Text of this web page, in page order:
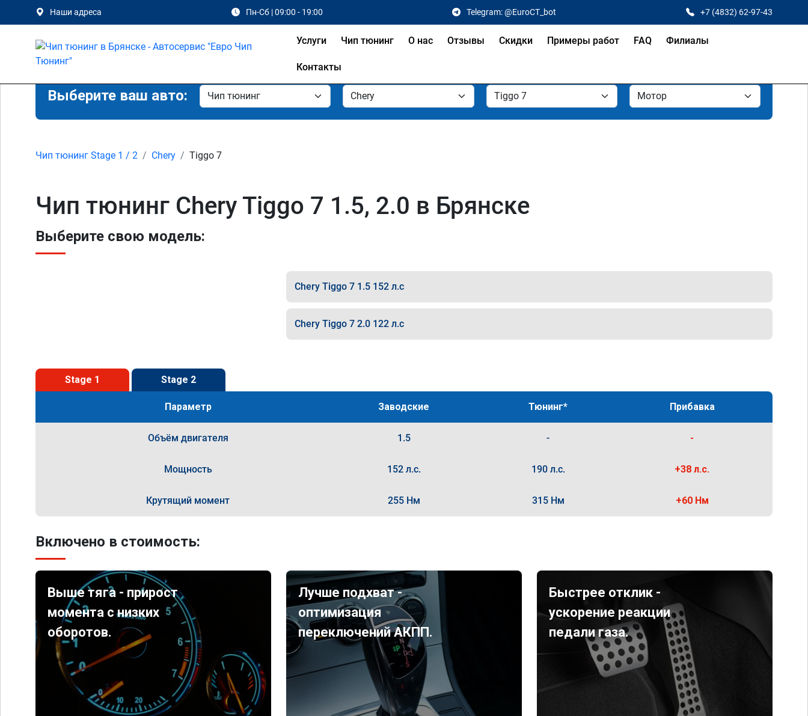
Наши адреса Пн-Сб | 09:00 - 19:00 Telegram: @EuroCT_bot +7 (4832) 62-97-43
Услуги Чип тюнинг О нас Отзывы Скидки Примеры работ FAQ Филиалы
Контакты
Выберите ваш авто:
Чип тюнинг Stage 1 / 2 Chery Tiggo 7
Чип тюнинг Chery Tiggo 7 1.5, 2.0 в Брянске
Выберите свою модель:
Chery Tiggo 7 1.5 152 л.с
Chery Tiggo 7 2.0 122 л.с
Stage 1 Stage 2
Параметр Заводские Тюнинг* Прибавка
Объём двигателя 1.5 - -
Мощность 152 л.с. 190 л.с. +38 л.с.
Крутящий момент 255 Нм 315 Нм +60 Нм
Включено в стоимость:
Выше тяга - прирост
момента с низких
оборотов.
Лучше подхват -
оптимизация
переключений АКПП.
Быстрее отклик -
ускорение реакции
педали газа.